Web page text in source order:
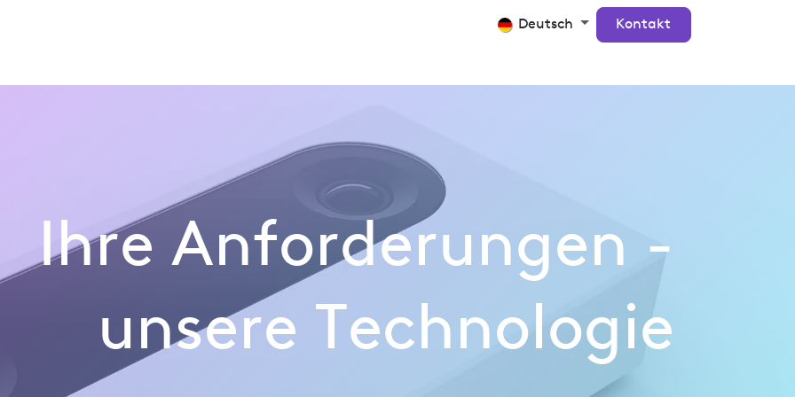
Kontakt
Deutsch Kontakt
Ihre Anforderungen -
unsere Technologie